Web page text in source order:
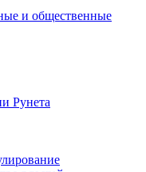
и общественные
Рунета